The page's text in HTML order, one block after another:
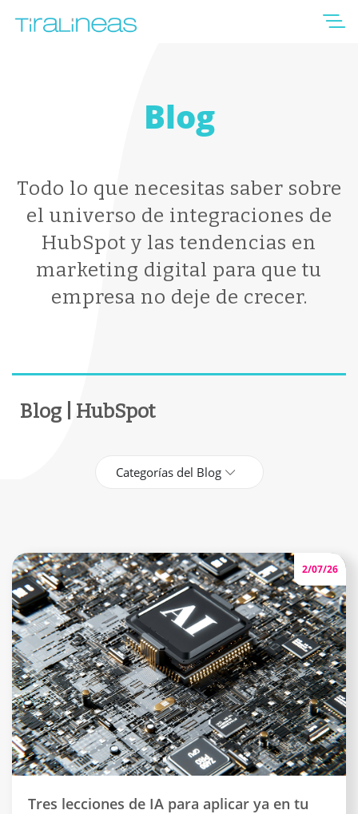
Blog
Todo lo que necesitas saber sobre
el universo de integraciones de
HubSpot y las tendencias en
marketing digital para que tu
empresa no deje de crecer.
Blog | HubSpot
Categorías del Blog
2/07/26
Tres lecciones de IA para aplicar ya en tu